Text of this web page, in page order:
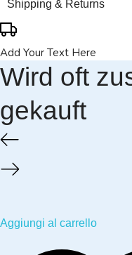
Shipping & Returns
Add Your Text Here
Wird oft
gekauft
Aggiungi al carrello